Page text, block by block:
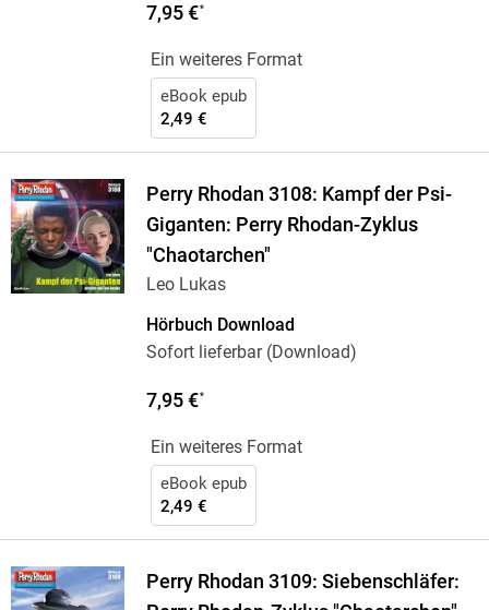
7,95 €*
Ein weiteres Format
eBook epub
2,49 €
Perry Rhodan 3108: Kampf der Psi-
Giganten: Perry Rhodan-Zyklus
"Chaotarchen"
Leo Lukas
Hörbuch Download
Sofort lieferbar (Download)
7,95 €*
Ein weiteres Format
eBook epub
2,49 €
Perry Rhodan 3109: Siebenschläfer: